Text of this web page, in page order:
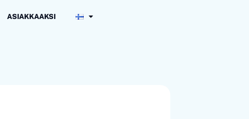
ASIAKKAAKSI